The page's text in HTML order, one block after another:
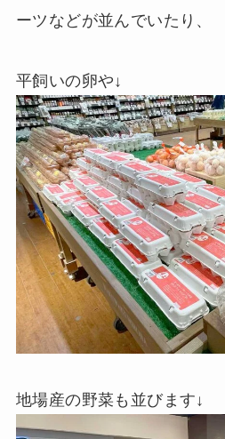
ーツなどが並んでいたり、
平飼いの卵や↓
地場産の野菜も並びます↓